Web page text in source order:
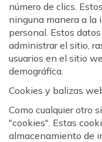
número de clics.
ninguna manera a la
personal. Estos
administrar el sitio,
usuarios en el sitio
demográfica.
Cookies y balizas
Como cualquier otro
"cookies". Estas
almacenamiento de